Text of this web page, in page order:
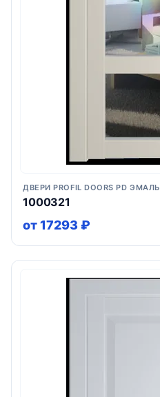
ДВЕРИ PROFIL DOORS PD ЭМАЛЬ
1000321
от 17293 ₽